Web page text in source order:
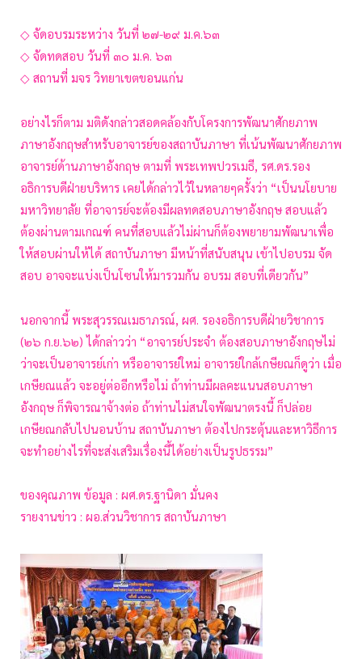
◇ จัดอบรมระหว่าง วันที่ ๒๗-๒๙ ม.ค.๖๓
◇ จัดทดสอบ วันที่ ๓๐ ม.ค. ๖๓
◇ สถานที่ มจร วิทยาเขตขอนแก่น
อย่างไรก็ตาม มติดังกล่าวสอดคล้องกับโครงการพัฒนาศักยภาพ
ภาษาอังกฤษสำหรับอาจารย์ของสถาบันภาษา ที่เน้นพัฒนาศักยภาพ
อาจารย์ด้านภาษาอังกฤษ ตามที่ พระเทพปวรเมธี, รศ.ดร.รอง
อธิการบดีฝ่ายบริหาร เคยได้กล่าวไว้ในหลายๆครั้งว่า “เป็นนโยบาย
มหาวิทยาลัย ที่อาจารย์จะต้องมีผลทดสอบภาษาอังกฤษ สอบแล้ว
ต้องผ่านตามเกณฑ์ คนที่สอบแล้วไม่ผ่านก็ต้องพยายามพัฒนาเพื่อ
ให้สอบผ่านให้ได้ สถาบันภาษา มีหน้าที่สนับสนุน เข้าไปอบรม จัด
สอบ อาจจะแบ่งเป็นโซนให้มารวมกัน อบรม สอบที่เดียวกัน”
นอกจากนี้ พระสุวรรณเมธาภรณ์, ผศ. รองอธิการบดีฝ่ายวิชาการ
(๒๖ ก.ย.๖๒) ได้กล่าวว่า “อาจารย์ประจำ ต้องสอบภาษาอังกฤษไม่
ว่าจะเป็นอาจารย์เก่า หรืออาจารย์ใหม่ อาจารย์ใกล้เกษียณก็ดูว่า เมื่อ
เกษียณแล้ว จะอยู่ต่ออีกหรือไม่ ถ้าท่านมีผลคะแนนสอบภาษา
อังกฤษ ก็พิจารณาจ้างต่อ ถ้าท่านไม่สนใจพัฒนาตรงนี้ ก็ปล่อย
เกษียณกลับไปนอนบ้าน สถาบันภาษา ต้องไปกระตุ้นและหาวิธีการ
จะทำอย่างไรที่จะส่งเสริมเรื่องนี้ได้อย่างเป็นรูปธรรม”
ของคุณภาพ ข้อมูล : ผศ.ดร.ฐานิดา มั่นคง
รายงานข่าว : ผอ.ส่วนวิชาการ สถาบันภาษา